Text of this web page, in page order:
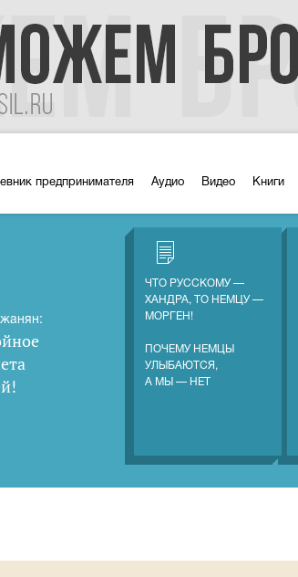
предпринимателя Аудио Видео Книги
!
ЧТО РУССКОМУ —
ХАНДРА, ТО НЕМЦУ —
МОРГЕН!
ПОЧЕМУ НЕМЦЫ
УЛЫБАЮТСЯ,
А МЫ — НЕТ